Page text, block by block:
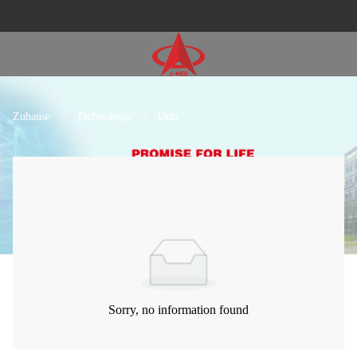
Zuhause > Technologie Urin
Sorry, no information found